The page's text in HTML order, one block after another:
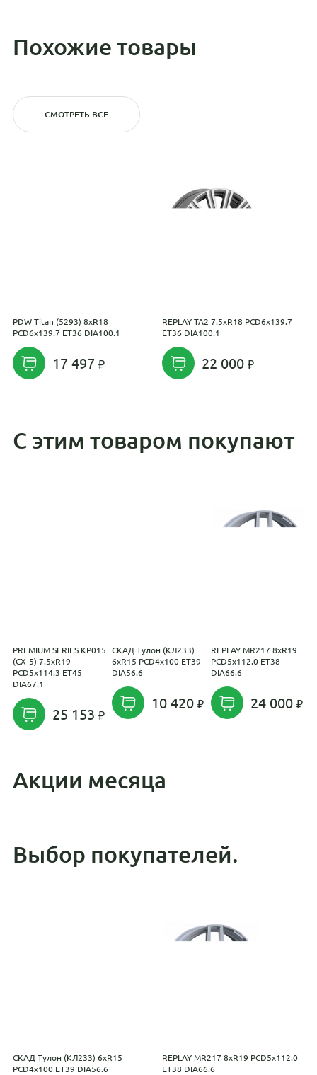
Похожие товары
СМОТРЕТЬ ВСЕ
PDW Titan (5293) 8xR18
PCD6x139.7 ET36 DIA100.1
17 497
REPLAY TA2 7.5xR18 PCD6x139.7
ET36 DIA100.1
22 000
С этим товаром покупают
PREMIUM SERIES КР015
(CX-5) 7.5xR19
PCD5x114.3 ET45
DIA67.1
25 153
СКАД Тулон (КЛ233)
6xR15 PCD4x100 ET39
DIA56.6
10 420
REPLAY MR217 8xR19
PCD5x112.0 ET38
DIA66.6
24 000
Акции месяца
Выбор покупателей.
СКАД Тулон (КЛ233) 6xR15
PCD4x100 ET39 DIA56.6
REPLAY MR217 8xR19 PCD5x112.0
ET38 DIA66.6